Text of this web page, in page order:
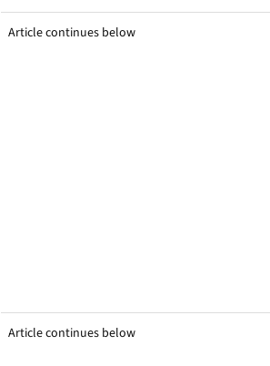
Article continues below
Article continues below